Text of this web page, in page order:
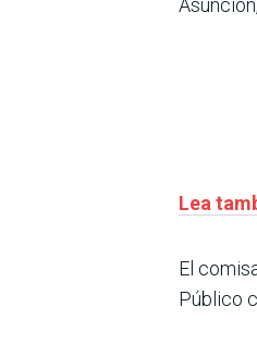
Lea
El
Público